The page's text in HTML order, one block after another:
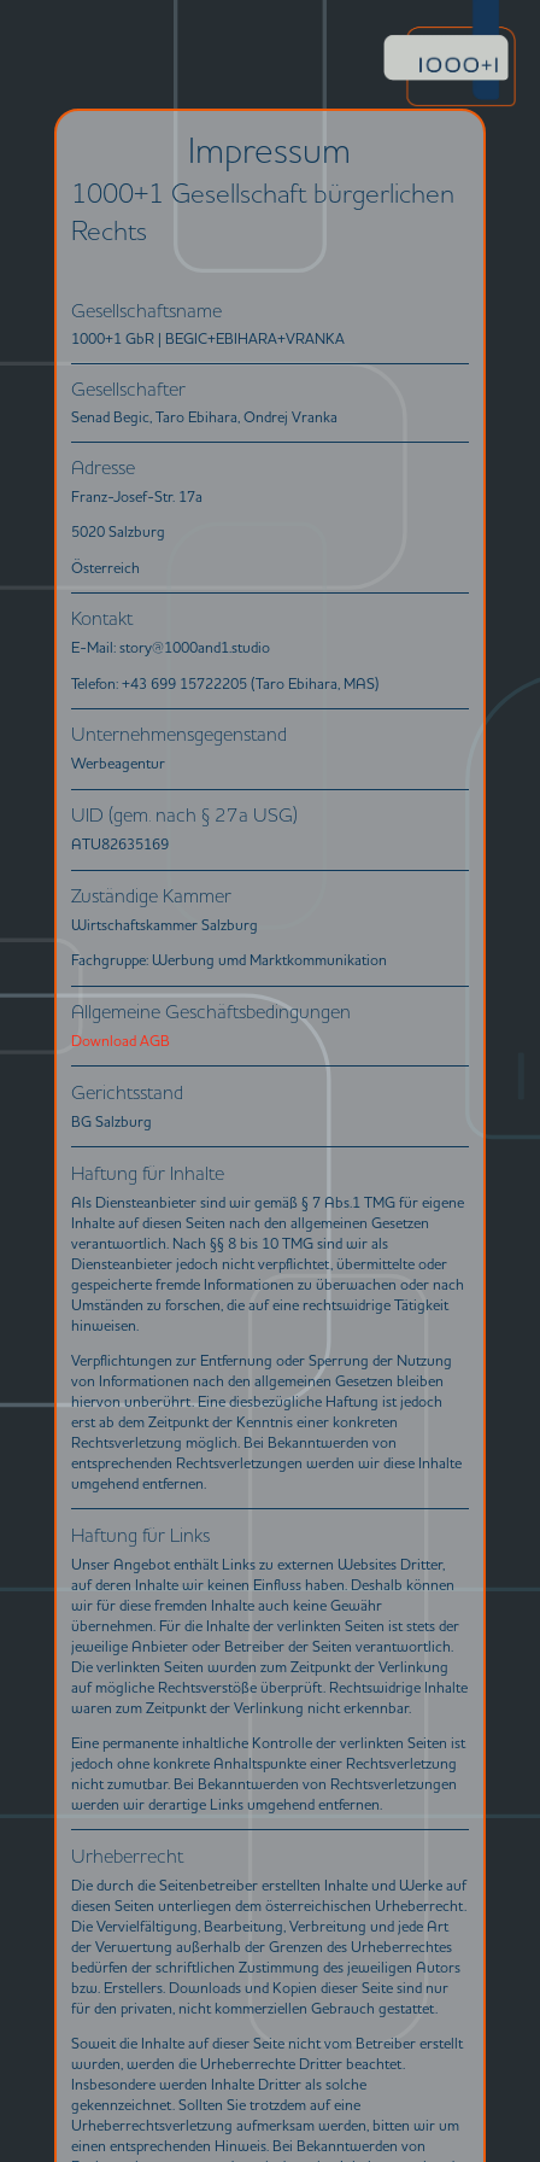
Impressum
1000+1 Gesellschaft bürgerlichen
Rechts
Gesellschaftsname
1000+1 GbR | BEGIC+EBIHARA+VRANKA
Gesellschafter
Senad Begic, Taro Ebihara, Ondrej Vranka
Adresse
Franz-Josef-Str. 17a
5020 Salzburg
Österreich
Kontakt
E-Mail: story@1000and1.studio
Telefon: +43 699 15722205 (Taro Ebihara, MAS)
Unternehmensgegenstand
Werbeagentur
UID (gem. nach § 27a USG)
ATU82635169
Zuständige Kammer
Wirtschaftskammer Salzburg
Fachgruppe: Werbung umd Marktkommunikation
Allgemeine Geschäftsbedingungen
Download AGB
Gerichtsstand
BG Salzburg
Haftung für Inhalte
Als Diensteanbieter sind wir gemäß § 7 Abs.1 TMG für eigene
Inhalte auf diesen Seiten nach den allgemeinen Gesetzen
verantwortlich. Nach §§ 8 bis 10 TMG sind wir als
Diensteanbieter jedoch nicht verpflichtet, übermittelte oder
gespeicherte fremde Informationen zu überwachen oder nach
Umständen zu forschen, die auf eine rechtswidrige Tätigkeit
hinweisen.
Verpflichtungen zur Entfernung oder Sperrung der Nutzung
von Informationen nach den allgemeinen Gesetzen bleiben
hiervon unberührt. Eine diesbezügliche Haftung ist jedoch
erst ab dem Zeitpunkt der Kenntnis einer konkreten
Rechtsverletzung möglich. Bei Bekanntwerden von
entsprechenden Rechtsverletzungen werden wir diese Inhalte
umgehend entfernen.
Haftung für Links
Unser Angebot enthält Links zu externen Websites Dritter,
auf deren Inhalte wir keinen Einfluss haben. Deshalb können
wir für diese fremden Inhalte auch keine Gewähr
übernehmen. Für die Inhalte der verlinkten Seiten ist stets der
jeweilige Anbieter oder Betreiber der Seiten verantwortlich.
Die verlinkten Seiten wurden zum Zeitpunkt der Verlinkung
auf mögliche Rechtsverstöße überprüft. Rechtswidrige Inhalte
waren zum Zeitpunkt der Verlinkung nicht erkennbar.
Eine permanente inhaltliche Kontrolle der verlinkten Seiten ist
jedoch ohne konkrete Anhaltspunkte einer Rechtsverletzung
nicht zumutbar. Bei Bekanntwerden von Rechtsverletzungen
werden wir derartige Links umgehend entfernen.
Urheberrecht
Die durch die Seitenbetreiber erstellten Inhalte und Werke auf
diesen Seiten unterliegen dem österreichischen Urheberrecht.
Die Vervielfältigung, Bearbeitung, Verbreitung und jede Art
der Verwertung außerhalb der Grenzen des Urheberrechtes
bedürfen der schriftlichen Zustimmung des jeweiligen Autors
bzw. Erstellers. Downloads und Kopien dieser Seite sind nur
für den privaten, nicht kommerziellen Gebrauch gestattet.
Soweit die Inhalte auf dieser Seite nicht vom Betreiber erstellt
wurden, werden die Urheberrechte Dritter beachtet.
Insbesondere werden Inhalte Dritter als solche
gekennzeichnet. Sollten Sie trotzdem auf eine
Urheberrechtsverletzung aufmerksam werden, bitten wir um
einen entsprechenden Hinweis. Bei Bekanntwerden von